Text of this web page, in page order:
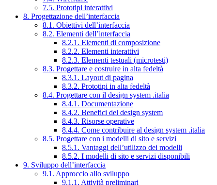
7.5. Prototipi interattivi
8. Progettazione dell’interfaccia
8.1. Obiettivi dell’interfaccia
8.2. Elementi dell’interfaccia
8.2.1. Elementi di composizione
8.2.2. Elementi interattivi
8.2.3. Elementi testuali (microtesti)
8.3. Progettare e costruire in alta fedeltà
8.3.1. Layout di pagina
8.3.2. Prototipi in alta fedeltà
8.4. Progettare con il design system .italia
8.4.1. Documentazione
8.4.2. Benefici del design system
8.4.3. Risorse operative
8.4.4. Come contribuire al design system .italia
8.5. Progettare con i modelli di sito e servizi
8.5.1. Vantaggi dell’utilizzo dei modelli
8.5.2. I modelli di sito e servizi disponibili
9. Sviluppo dell’interfaccia
9.1. Approccio allo sviluppo
9.1.1. Attività preliminari